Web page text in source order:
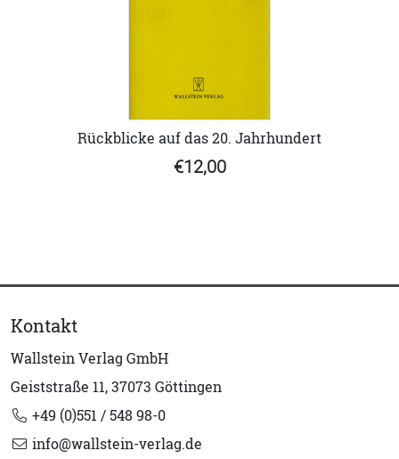
Rückblicke auf das 20. Jahrhundert
€12,00
Kontakt
Wallstein Verlag GmbH
Geiststraße 11, 37073 Göttingen
+49 (0)551 / 548 98-0
info@wallstein-verlag.de